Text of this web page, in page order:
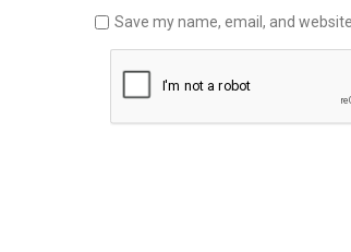
Save my name, email, and